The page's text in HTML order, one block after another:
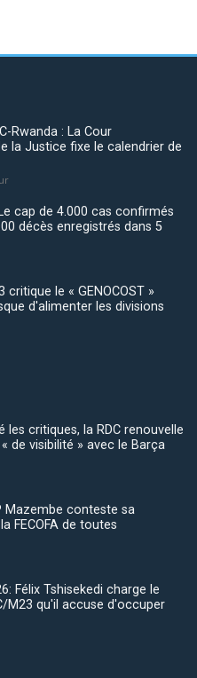
Rwanda : La Cour
la Justice fixe le calendrier de
cap de 4.000 cas confirmés
décès enregistrés dans 5
critique le « GENOCOST »
d'alimenter les divisions
les critiques, la RDC renouvelle
de visibilité » avec le Barça
Mazembe conteste sa
FECOFA de toutes
Félix Tshisekedi charge le
M23 qu'il accuse d'occuper